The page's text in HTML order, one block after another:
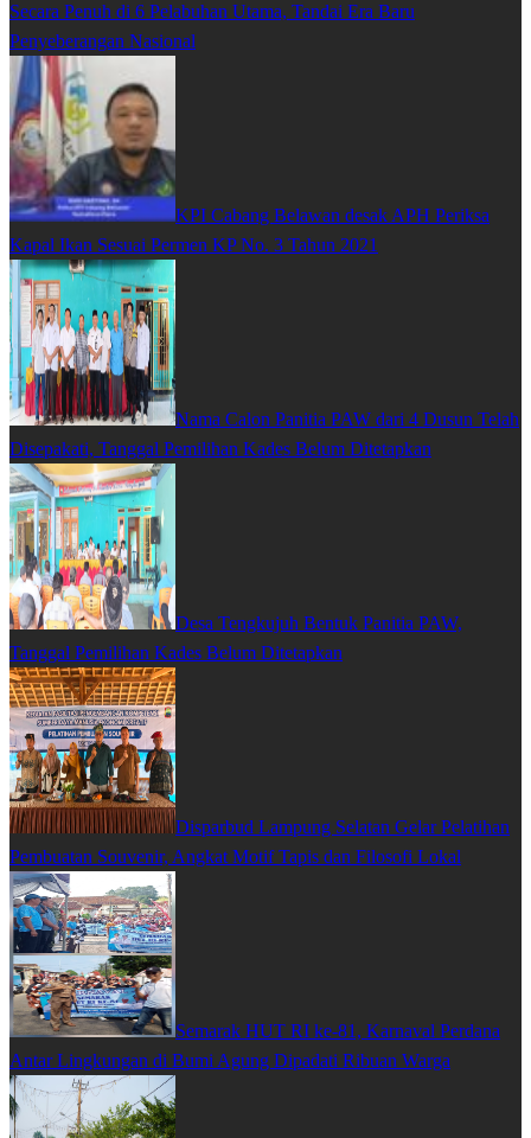
Secara Penuh di 6 Pelabuhan Utama, Tandai Era Baru
Penyeberangan Nasional
KPI Cabang Belawan desak APH Periksa
Kapal Ikan Sesuai Permen KP No. 3 Tahun 2021
Nama Calon Panitia PAW dari 4 Dusun Telah
Disepakati, Tanggal Pemilihan Kades Belum Ditetapkan
Desa Tengkujuh Bentuk Panitia PAW,
Tanggal Pemilihan Kades Belum Ditetapkan
Disparbud Lampung Selatan Gelar Pelatihan
Pembuatan Souvenir, Angkat Motif Tapis dan Filosofi Lokal
Semarak HUT RI ke-81, Karnaval Perdana
Antar Lingkungan di Bumi Agung Dipadati Ribuan Warga